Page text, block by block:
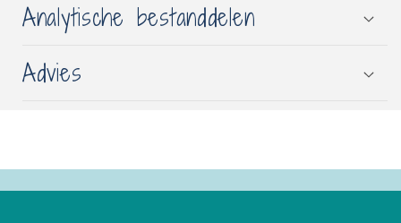
Analytische bestanddelen
Advies